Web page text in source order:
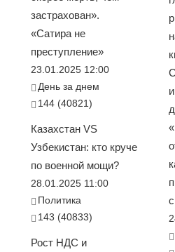
застрахован».
«Сатира не
преступление»
23.01.2025 12:00
День за днем
144 (40821)
Казахстан VS
Узбекистан: кто круче
по военной мощи?
28.01.2025 11:00
Политика
143 (40833)
Рост НДС и